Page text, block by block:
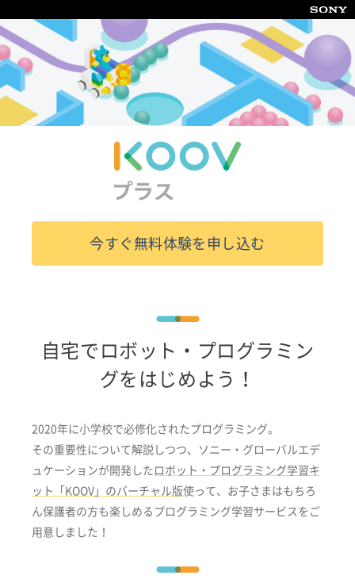
今すぐ無料体験を申し込む
自宅でロボット・プログラミン
グをはじめよう！
2020年に小学校で必修化されたプログラミング。
その重要性について解説しつつ、ソニー・グローバルエデ
ュケーションが開発した ロボット・プログラミング学習キ
ット「KOOV」のバーチャル版使って、お子さまはもちろ
ん保護者の方も楽しめるプログラミング学習サービスをご
用意しました！